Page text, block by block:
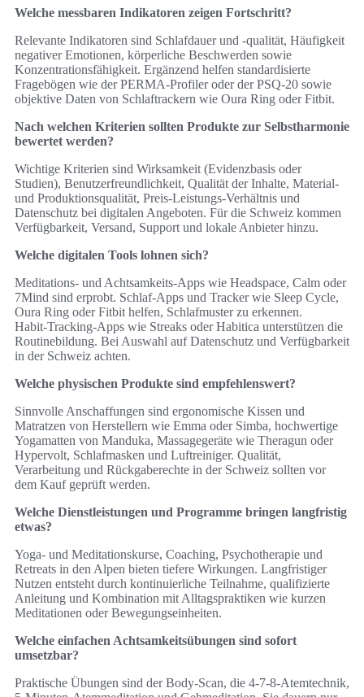
Welche messbaren Indikatoren zeigen Fortschritt?
Relevante Indikatoren sind Schlafdauer und -qualität, Häufigkeit
negativer Emotionen, körperliche Beschwerden sowie
Konzentrationsfähigkeit. Ergänzend helfen standardisierte
Fragebögen wie der PERMA‑Profiler oder der PSQ‑20 sowie
objektive Daten von Schlaftrackern wie Oura Ring oder Fitbit.
Nach welchen Kriterien sollten Produkte zur Selbstharmonie
bewertet werden?
Wichtige Kriterien sind Wirksamkeit (Evidenzbasis oder
Studien), Benutzerfreundlichkeit, Qualität der Inhalte, Material-
und Produktionsqualität, Preis‑Leistungs‑Verhältnis und
Datenschutz bei digitalen Angeboten. Für die Schweiz kommen
Verfügbarkeit, Versand, Support und lokale Anbieter hinzu.
Welche digitalen Tools lohnen sich?
Meditations‑ und Achtsamkeits‑Apps wie Headspace, Calm oder
7Mind sind erprobt. Schlaf‑Apps und Tracker wie Sleep Cycle,
Oura Ring oder Fitbit helfen, Schlafmuster zu erkennen.
Habit‑Tracking‑Apps wie Streaks oder Habitica unterstützen die
Routinebildung. Bei Auswahl auf Datenschutz und Verfügbarkeit
in der Schweiz achten.
Welche physischen Produkte sind empfehlenswert?
Sinnvolle Anschaffungen sind ergonomische Kissen und
Matratzen von Herstellern wie Emma oder Simba, hochwertige
Yogamatten von Manduka, Massagegeräte wie Theragun oder
Hypervolt, Schlafmasken und Luftreiniger. Qualität,
Verarbeitung und Rückgaberechte in der Schweiz sollten vor
dem Kauf geprüft werden.
Welche Dienstleistungen und Programme bringen langfristig
etwas?
Yoga‑ und Meditationskurse, Coaching, Psychotherapie und
Retreats in den Alpen bieten tiefere Wirkungen. Langfristiger
Nutzen entsteht durch kontinuierliche Teilnahme, qualifizierte
Anleitung und Kombination mit Alltagspraktiken wie kurzen
Meditationen oder Bewegungseinheiten.
Welche einfachen Achtsamkeitsübungen sind sofort
umsetzbar?
Praktische Übungen sind der Body‑Scan, die 4‑7‑8‑Atemtechnik,